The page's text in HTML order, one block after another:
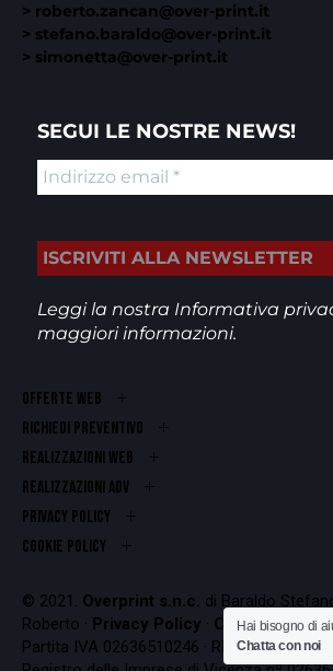
> roberto.zancan@over-print.it
> stefano.baraldo@over-print.it
> simonetta@over-print.it
SEGUI LE NOSTRE NEWS!
Leggi la nostra Informativa
maggiori informazioni.
OFFERTE WEB
RICHIEDI PREVENTIVO
REALIZZAZIONI WEB
Realizzazioni ADV
PRIVACY POLICY
COOKIE POLICY
© 2021. Overprint s.n.c. di Baraldo
Roberto · Privacy Policy · Cookie Policy
Partita IVA 02636510246 · REA VI-262407
Hai bisogno di
Chatta con noi